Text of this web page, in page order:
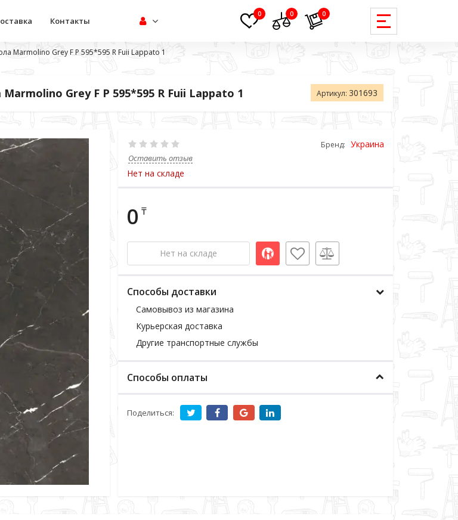
Контакты
0 0 0
Marmolino Grey F P 595*595 R Fuii Lappato 1
Grey F P 595*595 R Fuii Lappato 1 Артикул: 301693
Бренд: Украина
Оставить отзыв
Нет на складе
0 ₸
Нет на складе
Способы доставки
Самовывоз из магазина
Курьерская доставка
Другие транспортные службы
Способы оплаты
Поделиться: